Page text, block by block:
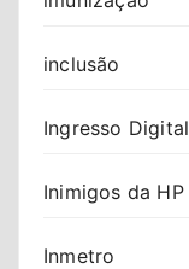
inclusão
Ingresso Digital
Inimigos da HP
Inmetro